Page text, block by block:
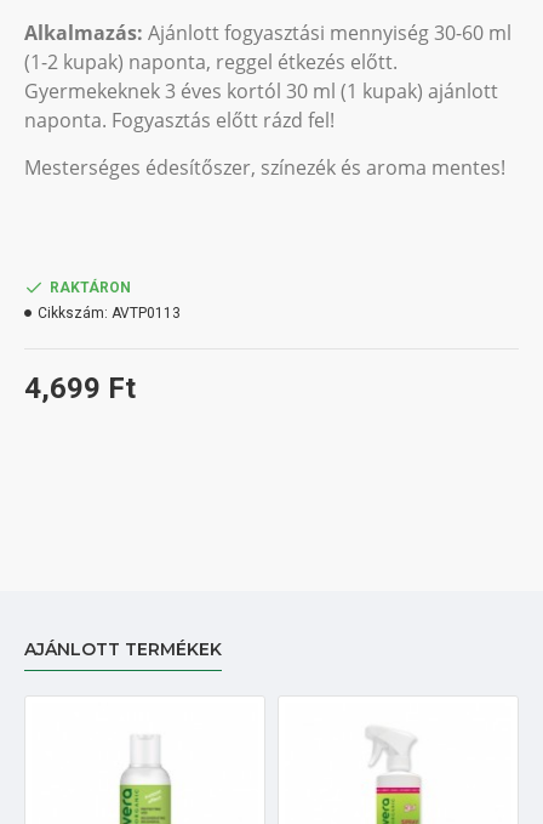
Alkalmazás: Ajánlott fogyasztási mennyiség 30-60 ml
(1-2 kupak) naponta, reggel étkezés előtt.
Gyermekeknek 3 éves kortól 30 ml (1 kupak) ajánlott
naponta. Fogyasztás előtt rázd fel!
Mesterséges édesítőszer, színezék és aroma mentes!
4,699 Ft
RAKTÁRON
Cikkszám: AVTP0113
AJÁNLOTT TERMÉKEK